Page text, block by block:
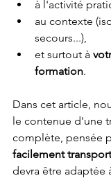
à l'activité
au contexte
secours...),
et surtout à
formation.
Dans cet article,
le contenue d'une
complète, pensée
facilement
devra être adaptée